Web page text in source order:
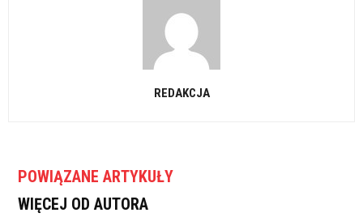
REDAKCJA
POWIĄZANE ARTYKUŁY
WIĘCEJ OD AUTORA